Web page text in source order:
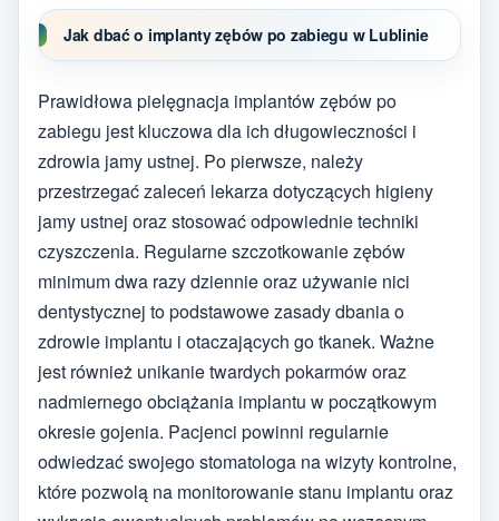
Jak dbać o implanty zębów po zabiegu w Lublinie
Prawidłowa pielęgnacja implantów zębów po
zabiegu jest kluczowa dla ich długowieczności i
zdrowia jamy ustnej. Po pierwsze, należy
przestrzegać zaleceń lekarza dotyczących higieny
jamy ustnej oraz stosować odpowiednie techniki
czyszczenia. Regularne szczotkowanie zębów
minimum dwa razy dziennie oraz używanie nici
dentystycznej to podstawowe zasady dbania o
zdrowie implantu i otaczających go tkanek. Ważne
jest również unikanie twardych pokarmów oraz
nadmiernego obciążania implantu w początkowym
okresie gojenia. Pacjenci powinni regularnie
odwiedzać swojego stomatologa na wizyty kontrolne,
które pozwolą na monitorowanie stanu implantu oraz